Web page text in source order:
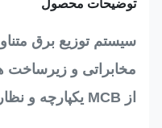
توضیحات محصول
سیستم توزیع برق
از MCB یکپارچه و نظارت هوشمند